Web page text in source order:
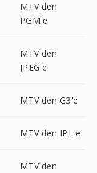
MTV'den
PGM'e
MTV'den
JPEG'e
MTV'den G3'e
MTV'den IPL'e
MTV'den